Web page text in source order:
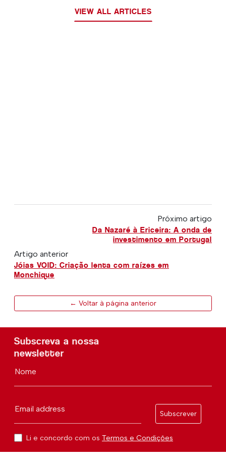
VIEW ALL ARTICLES
Próximo artigo
Da Nazaré à Ericeira: A onda de
investimento em Portugal
Artigo anterior
Jóias VOID: Criação lenta com raízes em
Monchique
← Voltar à página anterior
Subscreva a nossa
newsletter
Nome
Email address
Subscrever
Li e concordo com os Termos e Condições